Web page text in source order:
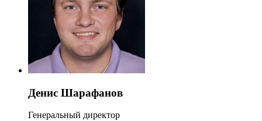
Денис Шарафанов
Генеральный директор